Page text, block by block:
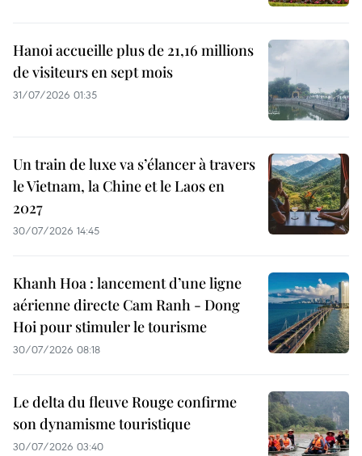
Hanoi accueille plus de 21,16 millions
de visiteurs en sept mois ​
31/07/2026 01:35
Un train de luxe va s’élancer à travers
le Vietnam, la Chine et le Laos en
2027
30/07/2026 14:45
Khanh Hoa : lancement d’une ligne
aérienne directe Cam Ranh - Dong
Hoi pour stimuler le tourisme
30/07/2026 08:18
Le delta du fleuve Rouge confirme
son dynamisme touristique
30/07/2026 03:40